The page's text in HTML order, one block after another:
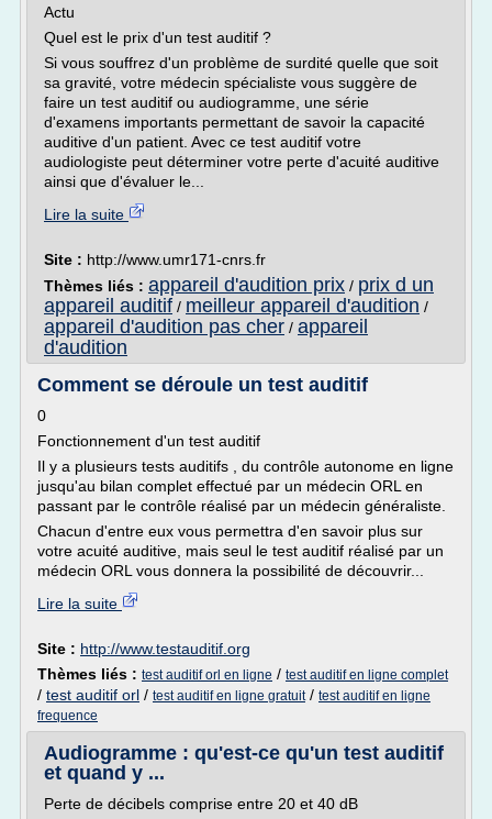
Actu
Quel est le prix d'un test auditif ?
Si vous souffrez d'un problème de surdité quelle que soit
sa gravité, votre médecin spécialiste vous suggère de
faire un test auditif ou audiogramme, une série
d'examens importants permettant de savoir la capacité
auditive d'un patient. Avec ce test auditif votre
audiologiste peut déterminer votre perte d'acuité auditive
ainsi que d'évaluer le...
Lire la suite
Site : http://www.umr171-cnrs.fr
Thèmes liés : appareil d'audition prix / prix d un
appareil auditif / meilleur appareil d'audition /
appareil d'audition pas cher / appareil
d'audition
Comment se déroule un test auditif
0
Fonctionnement d'un test auditif
Il y a plusieurs tests auditifs , du contrôle autonome en ligne
jusqu'au bilan complet effectué par un médecin ORL en
passant par le contrôle réalisé par un médecin généraliste.
Chacun d'entre eux vous permettra d'en savoir plus sur
votre acuité auditive, mais seul le test auditif réalisé par un
médecin ORL vous donnera la possibilité de découvrir...
Lire la suite
Site : http://www.testauditif.org
Thèmes liés : test auditif orl en ligne / test auditif en ligne complet
/ test auditif orl / test auditif en ligne gratuit/ test auditif en ligne
frequence
Audiogramme : qu'est-ce qu'un test auditif
et quand y ...
Perte de décibels comprise entre 20 et 40 dB